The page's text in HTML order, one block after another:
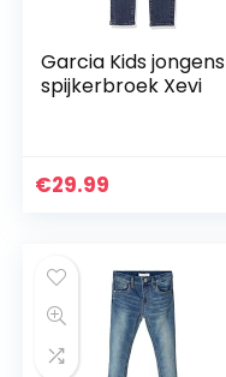
Garcia Kids jongens
spijkerbroek Xevi
€29.99